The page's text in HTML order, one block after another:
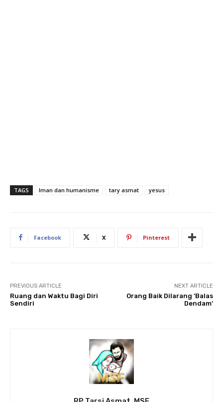
TAGS Iman dan humanisme tary asmat yesus
Facebook X Pinterest
PREVIOUS ARTICLE
Ruang dan Waktu Bagi Diri
Sendiri
NEXT ARTICLE
Orang Baik Dilarang ‘Balas
Dendam’